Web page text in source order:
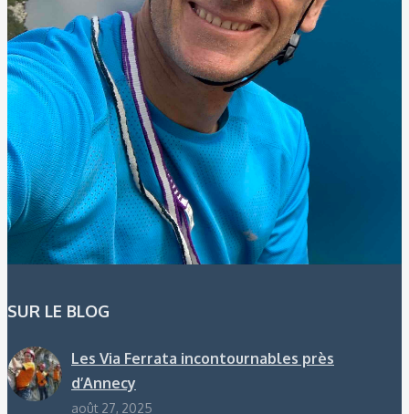
SUR LE BLOG
Les Via Ferrata incontournables près
d’Annecy
août 27, 2025